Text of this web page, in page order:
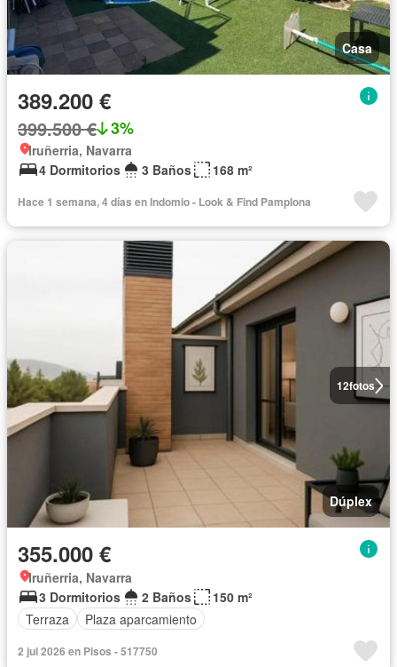
Casa
389.200 €
399.500 € 3%
Iruñerria, Navarra
4 Dormitorios
3 Baños 168 m²
Hace 1 semana, 4 días en Indomio - Look & Find Pamplona
12fotos
Dúplex
355.000 €
Iruñerria, Navarra
3 Dormitorios
2 Baños
150 m²
Terraza
Plaza aparcamiento
2 jul 2026 en Pisos - 517750